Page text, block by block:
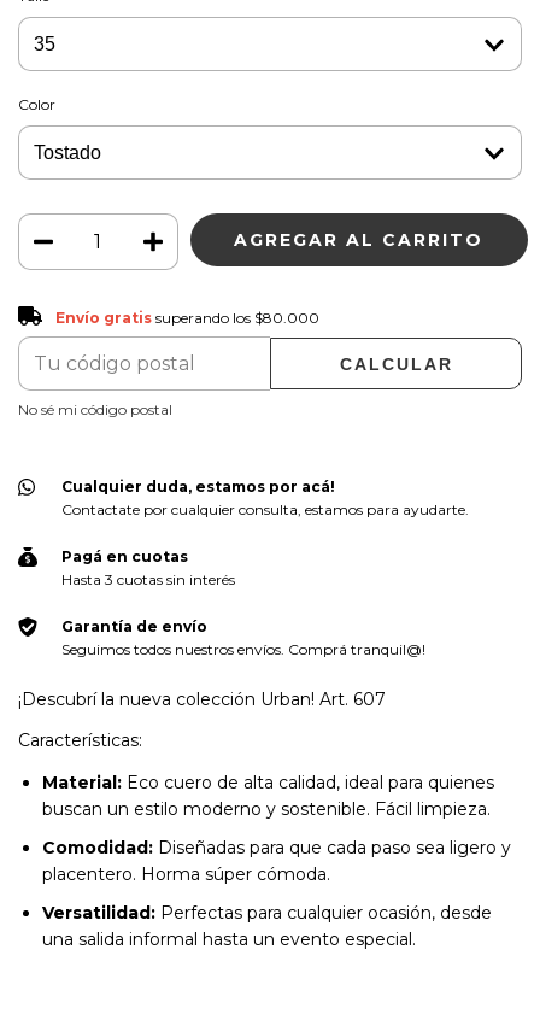
Color
Envío gratis $80.000
Entregas para el CP: CAMBIAR CP
Envío gratissuperando los $80.000
CALCULAR
No sé mi código postal
Cualquier duda, estamos por acá!
Contactate por cualquier consulta, estamos para ayudarte.
Pagá en cuotas
Hasta 3 cuotas sin interés
Garantía de envío
Seguimos todos nuestros envíos. Comprá tranquil@!
¡Descubrí la nueva colección Urban! Art. 607
Características:
Material: Eco cuero de alta calidad, ideal para quienes
buscan un estilo moderno y sostenible. Fácil limpieza.
Comodidad: Diseñadas para que cada paso sea ligero y
placentero. Horma súper cómoda.
Versatilidad: Perfectas para cualquier ocasión, desde
una salida informal hasta un evento especial.